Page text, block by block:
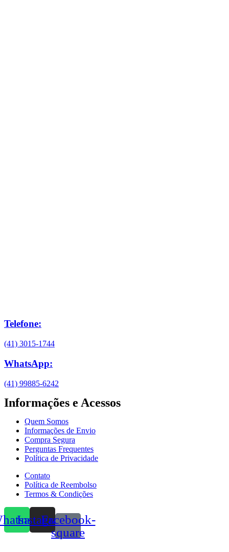
Telefone:
(41) 3015-1744
WhatsApp:
(41) 99885-6242
Informações e Acessos
Quem Somos
Informações de Envio
Compra Segura
Perguntas Frequentes
Política de Privacidade
Contato
Política de Reembolso
Termos & Condições
Instagram
Facebook-
square